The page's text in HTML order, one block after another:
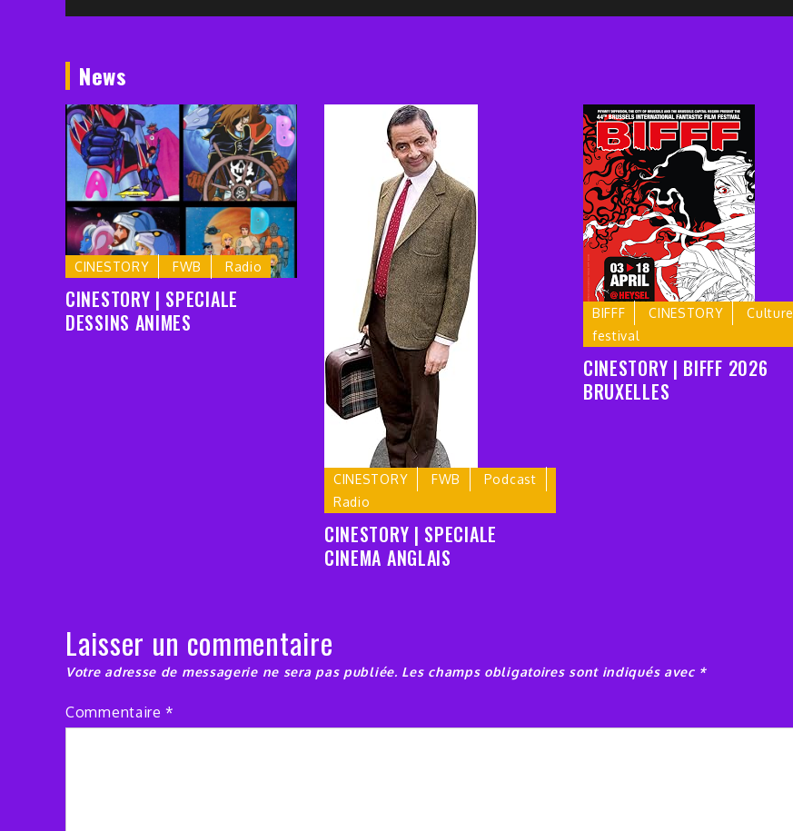
de
l’article
News
CINESTORY FWB Radio
CINESTORY | SPECIALE
DESSINS ANIMES
CINESTORY FWB
Podcast
Radio
CINESTORY | SPECIALE
CINEMA ANGLAIS
BIFFF CINESTORY
Culture
festival
CINESTORY | BIFFF 2026
BRUXELLES
Laisser un commentaire
Votre adresse de messagerie ne sera pas publiée. Les champs obligatoires sont indiqués avec *
Commentaire*